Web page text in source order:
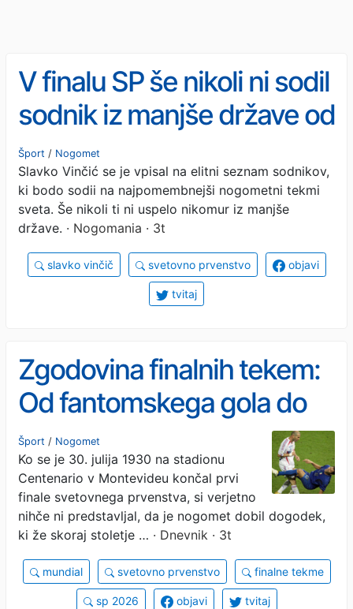
V finalu SP še nikoli ni sodil
sodnik iz manjše države od
Slovenije
Šport / Nogomet
Slavko Vinčić se je vpisal na elitni seznam sodnikov,
ki bodo sodii na najpomembnejši nogometni tekmi
sveta. Še nikoli ti ni uspelo nikomur iz manjše
države. · Nogomania · 3t
slavko vinčič svetovno prvenstvo objavi
tvitaj
Zgodovina finalnih tekem:
Od fantomskega gola do
Zidanove čelne
Šport / Nogomet
Ko se je 30. julija 1930 na stadionu
Centenario v Montevideu končal prvi
finale svetovnega prvenstva, si verjetno
nihče ni predstavljal, da je nogomet dobil dogodek,
ki že skoraj stoletje … · Dnevnik · 3t
mundial svetovno prvenstvo finalne tekme
sp 2026 objavi tvitaj